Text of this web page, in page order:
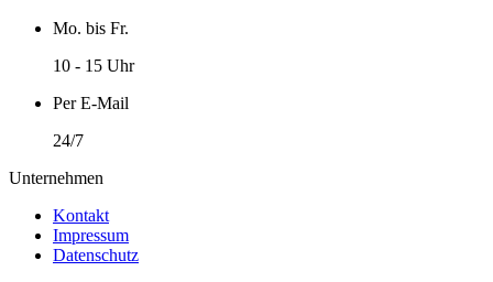
Mo. bis Fr.
10 - 15 Uhr
Per E-Mail
24/7
Unternehmen
Kontakt
Impressum
Datenschutz